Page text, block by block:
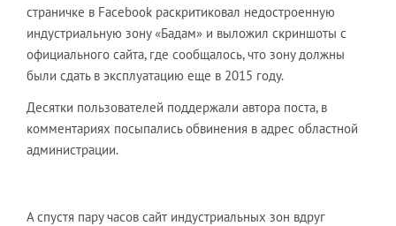
страничке в Facebook раскритиковал недостроенную
индустриальную зону «Бадам» и выложил скриншоты с
официального сайта, где сообщалось, что зону должны
были сдать в эксплуатацию еще в 2015 году.
Десятки пользователей поддержали автора поста, в
комментариях посыпались обвинения в адрес областной
администрации.
А спустя пару часов сайт индустриальных зон вдруг